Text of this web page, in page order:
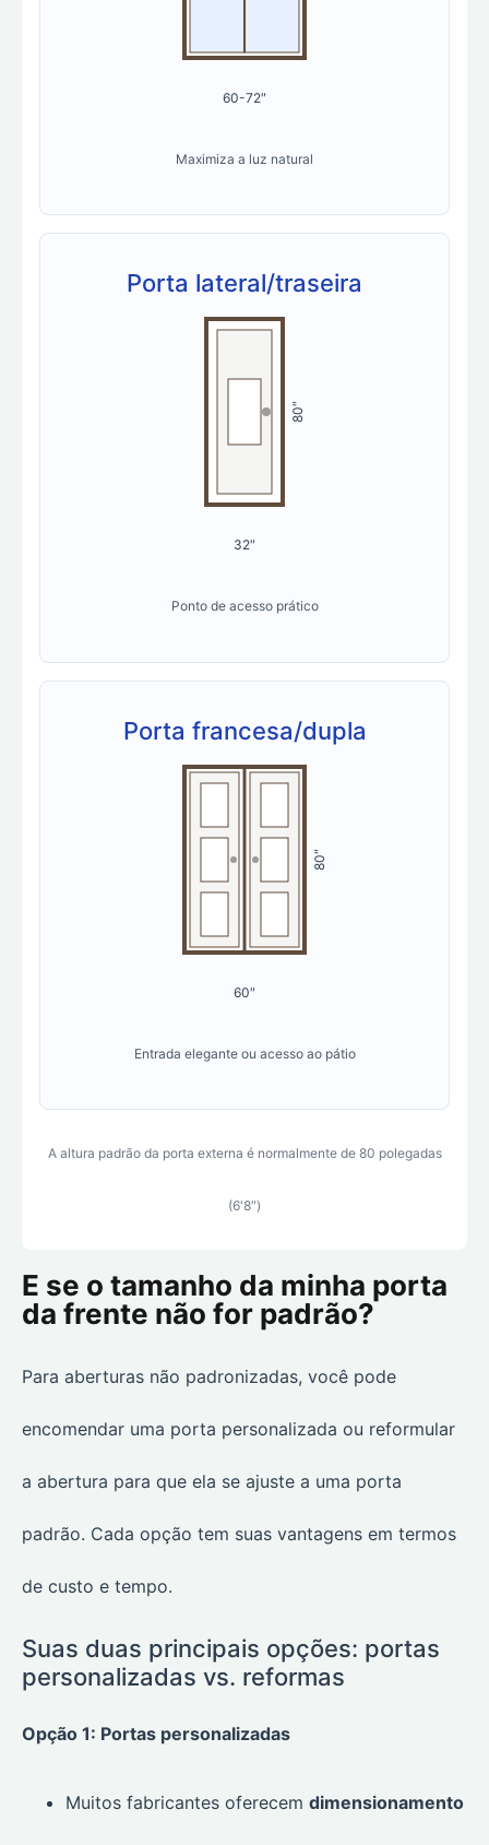
60-72″
Maximiza a luz natural
Porta lateral/traseira
80″
32″
Ponto de acesso prático
Porta francesa/dupla
80″
60″
Entrada elegante ou acesso ao pátio
A altura padrão da porta externa é normalmente de 80 polegadas
(6'8″)
E se o tamanho da minha porta
da frente não for padrão?
Para aberturas não padronizadas, você pode
encomendar uma porta personalizada ou reformular
a abertura para que ela se ajuste a uma porta
padrão. Cada opção tem suas vantagens em termos
de custo e tempo.
Suas duas principais opções: portas
personalizadas vs. reformas
Opção 1: Portas personalizadas
Muitos fabricantes oferecem dimensionamento